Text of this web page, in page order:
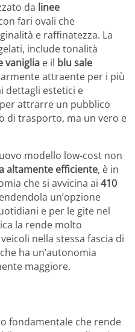
da linee
fari ovali che
e raffinatezza. La
include tonalità
vaniglia e il blu sale
attraente per i più
dettagli estetici e
attrarre un pubblico
di trasporto, ma un vero e
modello low-cost non
altamente efficiente, è in
che si avvicina ai 410
un’opzione
e per le gite nel
la rende molto
nella stessa fascia di
ha un’autonomia
maggiore.
fondamentale che rende